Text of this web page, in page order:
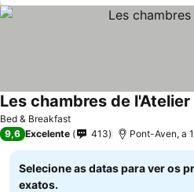
Bed & Breakfast
Les chambres de l'Atelier
9,6 Excelente 413 Pont-Aven, a
Selecione as datas para ver os
exatos.